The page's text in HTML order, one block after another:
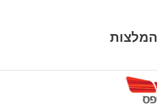
המלצות